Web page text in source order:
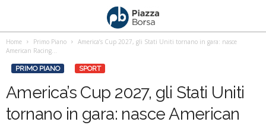
Home Primo Piano
America’s Cup 2027, gli Stati Uniti tornano in gara: nasce
American Racing...
PRIMO PIANO SPORT
America’s Cup 2027, gli Stati Uniti
tornano in gara: nasce American